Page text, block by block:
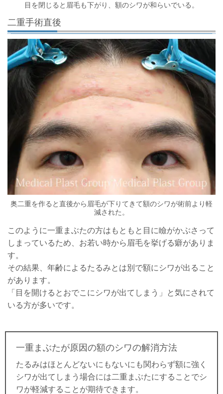
目を閉じると眉毛も下がり、額のシワが和らいでいる。
二重手術直後
奥二重を作ると直後から眉毛が下りてきて額のシワが術前より軽
減された。
このように一重まぶたの方はもともと目に瞼がかぶさって
しまっているため、お若い時から眉毛を挙げる癖がありま
す。
その結果、年齢によるたるみとは別で額にシワが出ること
があります。
「目を開けるとおでこにシワが出てしまう」と気にされて
いる方が多いです。
一重まぶたが原因の額のシワの解消方法
たるみはほとんどないにもないにも関わらず額に強く
シワが出てしまう場合には二重まぶたにすることでシ
ワが軽減することが期待できます。